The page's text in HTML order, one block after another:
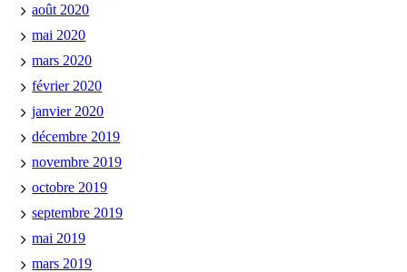
août 2020
mai 2020
mars 2020
février 2020
janvier 2020
décembre 2019
novembre 2019
octobre 2019
septembre 2019
mai 2019
mars 2019